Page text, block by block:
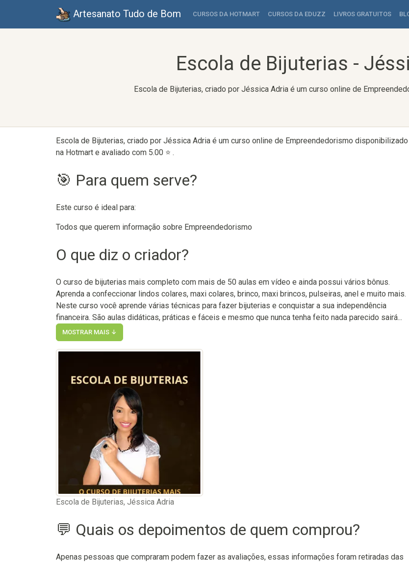
Artesanato Tudo de Bom CURSOS DA HOTMART CURSOS DA EDUZZ LIVROS GRATUITOS
Escola de Bijuterias -
Escola de Bijuterias, criado por Jéssica Adria é um curso online de
Escola de Bijuterias, criado por Jéssica Adria é um curso online de Empreendedorismo disponibilizado
na Hotmart e avaliado com 5.00 ⭐ .
🎯 Para quem serve?
Este curso é ideal para:
Todos que querem informação sobre Empreendedorismo
O que diz o criador?
O curso de bijuterias mais completo com mais de 50 aulas em vídeo e ainda possui vários bônus.
Aprenda a confeccionar lindos colares, maxi colares, brinco, maxi brincos, pulseiras, anel e muito mais.
Neste curso você aprende várias técnicas para fazer bijuterias e conquistar a sua independência
financeira. São aulas didáticas, práticas e fáceis e mesmo que nunca tenha feito nada parecido sairá...
MOSTRAR MAIS ↓
Escola de Bijuterias, Jéssica Adria
💬 Quais os depoimentos de quem comprou?
Apenas pessoas que compraram podem fazer as avaliações, essas informações foram retiradas das